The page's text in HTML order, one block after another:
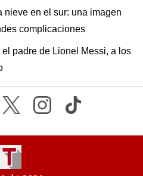
nieve en el sur: una imagen
complicaciones
el padre de Lionel Messi, a los